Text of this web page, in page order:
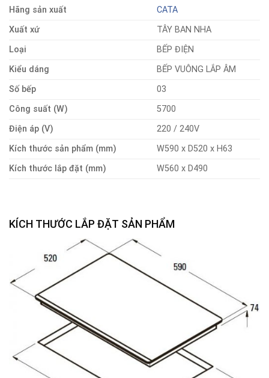
Hãng sản xuất
CATA
Xuất xứ
TÂY BAN NHA
Loại
BẾP ĐIỆN
Kiểu dáng
BẾP VUÔNG LẮP ÂM
Số bếp
03
Công suất (W)
5700
Điện áp (V)
220 / 240V
Kích thước sản phẩm (mm)
W590 x D520 x H63
Kích thước lắp đặt (mm)
W560 x D490
KÍCH THƯỚC LẮP ĐẶT SẢN PHẨM